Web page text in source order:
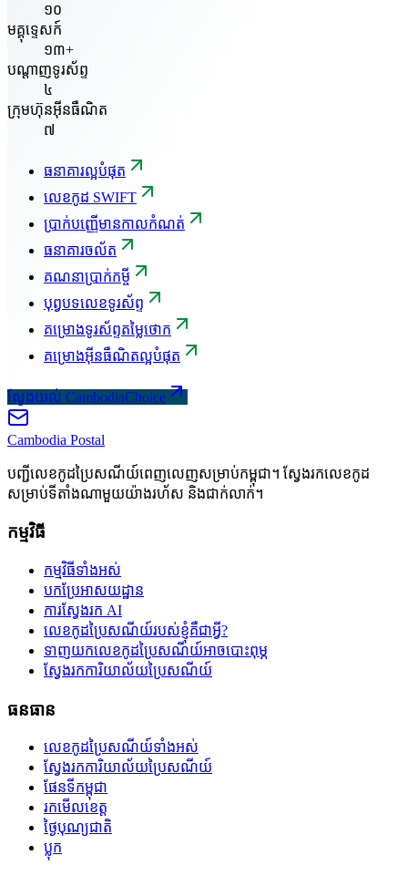
១០
មគ្គុទ្ទេសក៍
១៣+
បណ្តាញទូរស័ព្ទ
៤
ក្រុមហ៊ុនអ៊ីនធឺណិត
៧
ធនាគារល្អបំផុត
លេខកូដ SWIFT
ប្រាក់បញ្ញើមានកាលកំណត់
ធនាគារចល័ត
គណនាប្រាក់កម្ចី
បុព្វបទលេខទូរស័ព្ទ
គម្រោងទូរស័ព្ទតម្លៃថោក
គម្រោងអ៊ីនធឺណិតល្អបំផុត
ស្វែងយល់ CambodiaChoice
Cambodia Postal
បញ្ជីលេខកូដប្រៃសណីយ៍ពេញលេញសម្រាប់កម្ពុជា។ ស្វែងរកលេខកូដ
សម្រាប់ទីតាំងណាមួយយ៉ាងរហ័ស និងជាក់លាក់។
កម្មវិធី
កម្មវិធីទាំងអស់
បកប្រែអាសយដ្ឋាន
ការស្វែងរក AI
លេខកូដប្រៃសណីយ៍របស់ខ្ញុំគឺជាអ្វី?
ទាញយកលេខកូដប្រៃសណីយ៍អាចបោះពុម្ភ
ស្វែងរកការិយាល័យប្រៃសណីយ៍
ធនធាន
លេខកូដប្រៃសណីយ៍ទាំងអស់
ស្វែងរកការិយាល័យប្រៃសណីយ៍
ផែនទីកម្ពុជា
រកមើលខេត្ត
ថ្ងៃបុណ្យជាតិ
ប្លុក